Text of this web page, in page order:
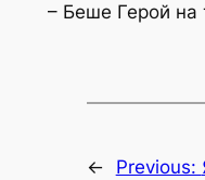
– Беше Герой на
← Previous: